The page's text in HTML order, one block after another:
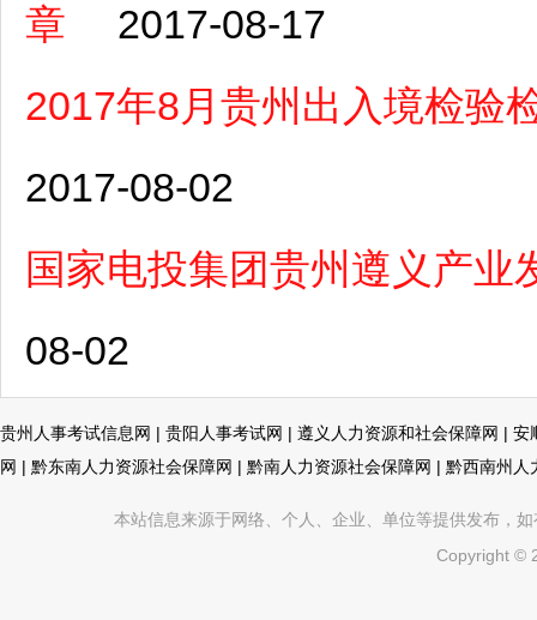
章
2017-08-17
2017年8月贵州出入境检验
2017-08-02
国家电投集团贵州遵义产
08-02
贵州人事考试信息网 | 贵阳人事考试网 | 遵义人力资源和社会保障网 | 安
网 | 黔东南人力资源社会保障网 | 黔南人力资源社会保障网 | 黔西南州人
本站信息来源于网络、个人、企业、单位等提供发布，
Copyright ©